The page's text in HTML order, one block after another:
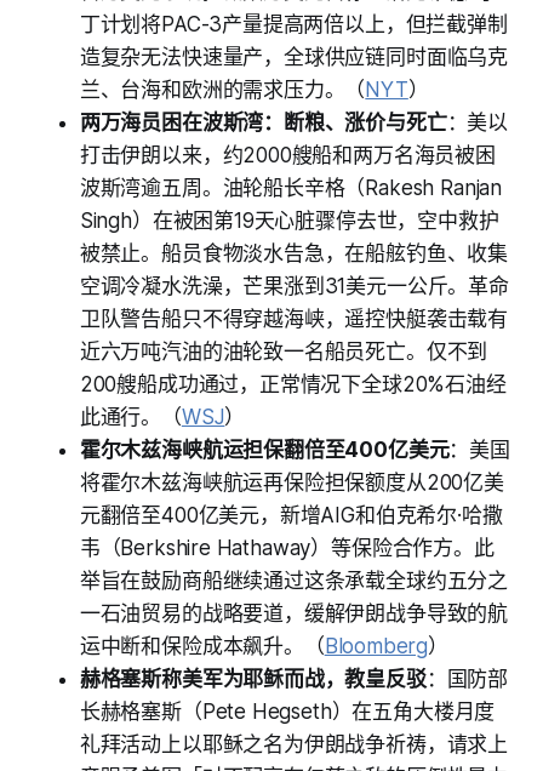
丁计划将PAC-3产量提高两倍以上，但拦截弹制
造复杂无法快速量产，全球供应链同时面临乌克
兰、台海和欧洲的需求压力。（NYT）
两万海员困在波斯湾：断粮、涨价与死亡：美以
打击伊朗以来，约2000艘船和两万名海员被困
波斯湾逾五周。油轮船长辛格（Rakesh Ranjan
Singh）在被困第19天心脏骤停去世，空中救护
被禁止。船员食物淡水告急，在船舷钓鱼、收集
空调冷凝水洗澡，芒果涨到31美元一公斤。革命
卫队警告船只不得穿越海峡，遥控快艇袭击载有
近六万吨汽油的油轮致一名船员死亡。仅不到
200艘船成功通过，正常情况下全球20%石油经
此通行。（WSJ）
霍尔木兹海峡航运担保翻倍至400亿美元：美国
将霍尔木兹海峡航运再保险担保额度从200亿美
元翻倍至400亿美元，新增AIG和伯克希尔·哈撒
韦（Berkshire Hathaway）等保险合作方。此
举旨在鼓励商船继续通过这条承载全球约五分之
一石油贸易的战略要道，缓解伊朗战争导致的航
运中断和保险成本飙升。（Bloomberg）
赫格塞斯称美军为耶稣而战，教皇反驳：国防部
长赫格塞斯（Pete Hegseth）在五角大楼月度
礼拜活动上以耶稣之名为伊朗战争祈祷，请求上